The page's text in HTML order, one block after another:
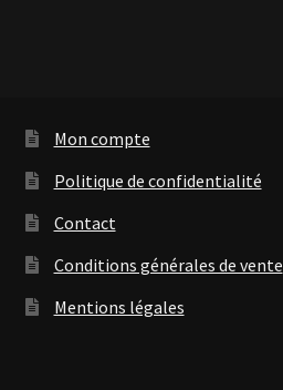
Mon compte
Politique de confidentialité
Contact
Conditions générales de vente
Mentions légales